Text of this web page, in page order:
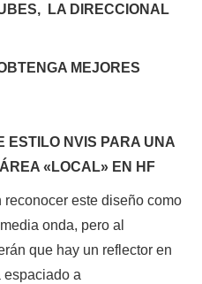
LA DIRECCIONAL
MEJORES
ESTILO NVIS PARA UNA
«LOCAL» EN HF
este diseño como
onda, pero al
que hay un reflector en
espaciado a